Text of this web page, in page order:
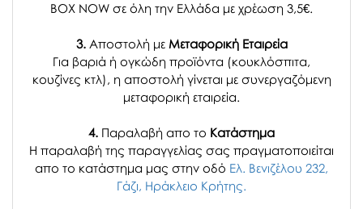
BOX NOW σε όλη την Ελλάδα με χρέωση 3,5€.
3. Αποστολή μεΜεταφορική Εταιρεία
Για βαριά ή ογκώδη προϊόντα (κουκλόσπιτα,
κουζίνες κτλ), η αποστολή γίνεται με συνεργαζόμενη
μεταφορική εταιρεία.
4. Παραλαβή απο το Κατάστημα
H παραλαβή της παραγγελίας σας πραγματοποιείται
απο το κατάστημα μας στην οδό Ελ. Βενιζέλου 232,
Γάζι, Ηράκλειο Κρήτης.